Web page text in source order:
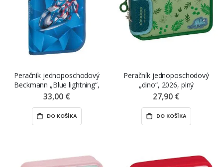
Peračník jednoposchodový
Beckmann „Blue lightning“,
2026, plný
33,00 €
DO KOŠÍKA
Peračník jednoposchodový
„dino“, 2026, plný
27,90 €
DO KOŠÍKA